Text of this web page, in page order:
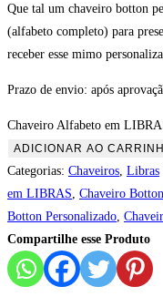
Que tal um chaveiro botton
(alfabeto completo) para
receber esse mimo
Prazo de envio: após
Chaveiro Alfabeto em
ADICIONAR AO
Categorias: Chaveiros Libras
em LIBRAS Chaveiro Botton
Botton Personalizado
Compartilhe esse Produto